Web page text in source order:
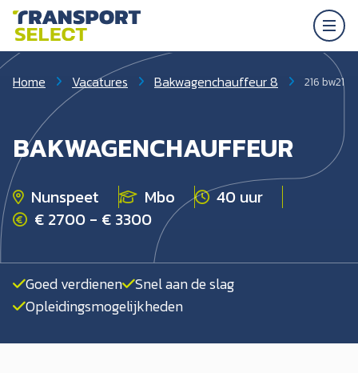
Home Vacatures Bakwagenchauffeur 8 216 bw21
BAKWAGENCHAUFFEUR
Nunspeet Mbo
40 uur
€ 2700 - € 3300
Goed verdienen Snel aan de slag
Opleidingsmogelijkheden